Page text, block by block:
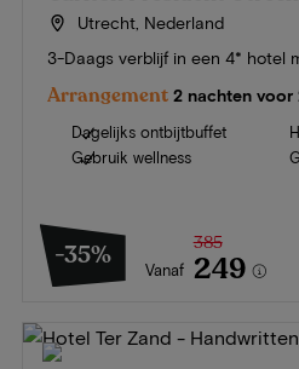
Utrecht, Nederland
3-Daags verblijf in een 4* hotel
Arrangement 2 nachten voor
Dagelijks ontbijtbuffet
Gebruik wellness
-35% Vanaf
385
249